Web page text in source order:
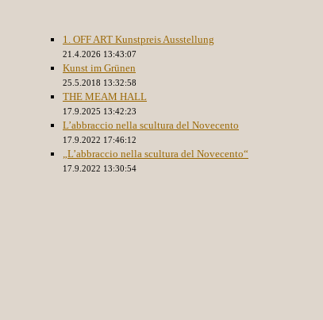
1. OFF ART Kunstpreis Ausstellung
21.4.2026 13:43:07
Kunst im Grünen
25.5.2018 13:32:58
THE MEAM HALL
17.9.2025 13:42:23
L’abbraccio nella scultura del Novecento
17.9.2022 17:46:12
„L’abbraccio nella scultura del Novecento“
17.9.2022 13:30:54